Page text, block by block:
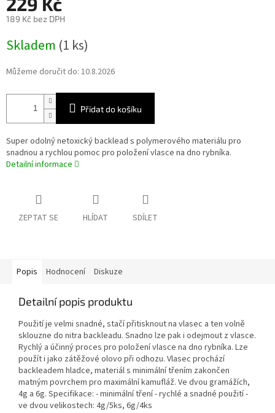
189 Kč bez DPH
cena:
Skladem (1 ks)
Můžeme doručit do: 10.8.2026
Přidat do košíku
Super odolný netoxický backlead s polymerového materiálu pro
snadnou a rychlou pomoc pro položení vlasce na dno rybníka.
Detailní informace
ZEPTAT SE HLÍDAT SDÍLET
Popis Hodnocení Diskuze
Detailní popis produktu
Použití je velmi snadné, stačí přitisknout na vlasec a ten volně
sklouzne do nitra backleadu. Snadno lze pak i odejmout z vlasce.
Rychlý a účinný proces pro položení vlasce na dno rybníka. Lze
použít i jako zátěžové olovo při odhozu. Vlasec prochází
backleadem hladce, materiál s minimální třením zakončen
matným povrchem pro maximální kamufláž. Ve dvou gramážích,
4g a 6g. Specifikace: - minimální tření - rychlé a snadné použití -
ve dvou velikostech: 4g/5ks, 6g/4ks